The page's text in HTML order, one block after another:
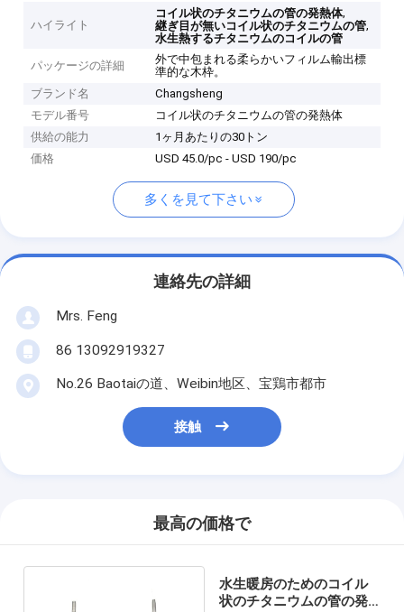
ハイライト
コイル状のチタニウムの管の発熱体,
継ぎ目が無いコイル状のチタニウムの管,
水生熱するチタニウムのコイルの管
パッケージの詳細
外で中包まれる柔らかいフィルム輸出標
準的な木枠。
ブランド名
Changsheng
モデル番号
コイル状のチタニウムの管の発熱体
供給の能力
1ヶ月あたりの30トン
価格
USD 45.0/pc - USD 190/pc
多くを見て下さい
連絡先の詳細
Mrs. Feng
86 13092919327
No.26 Baotaiの道、Weibin地区、宝鶏市都市
接触
最高の価格で
水生暖房のためのコイル
状のチタニウムの管の発